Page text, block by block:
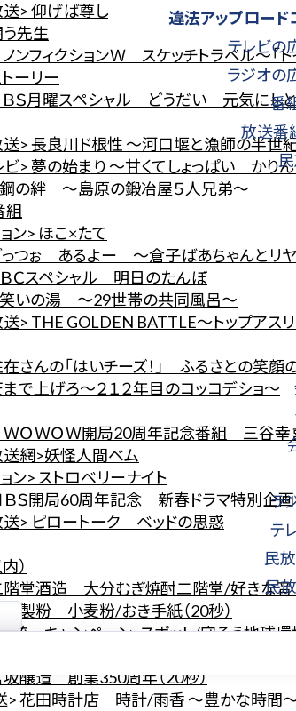
違法アップロード
テレビの
ラジオの
番
放送番
ラ
テ
民
民
> 仰げば尊し
先生
ィクションＷ スケッチトラベル～「トイ
ーリー
月曜スペシャル どうだい 元気にしと
長良川ド根性 ～河口堰と漁師の半世
夢の始まり ～甘くてしょっぱい かりん
の絆 ～島原の鍛冶屋５人兄弟～
組
ン> ほこ×たて
ぉ あるよー ～倉子ばあちゃんとリ
スペシャル 明日のたんぼ
いの湯 ～29世帯の共同風呂～
THE GOLDEN BATTLE～トップアスリ
んの「はいチーズ！」 ふるさとの笑顔
上げろ～２１２年目のコッコデショ～
ＯＷＯＷ開局20周年記念番組 三谷幸
網>妖怪人間ベム
> ストロベリーナイト
Ｓ開局60周年記念 新春ドラマ特別企
ピロートーク ベッドの思惑
）
堂酒造 大分むぎ焼酎二階堂/好きな音
粉 小麦粉/おき手紙（20秒）
キャンペーン・スポット/守ろう地球環境
造 創業350周年（20秒）
田時計店 時計/雨香 ～豊かな時間～